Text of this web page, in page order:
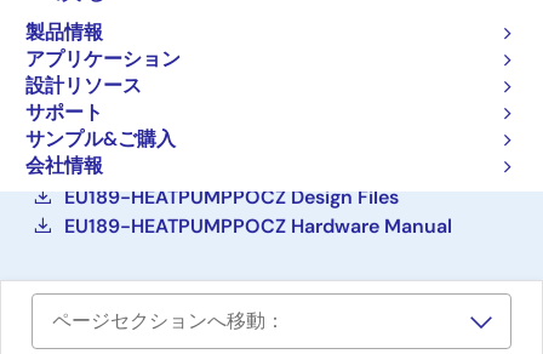
製品情報
アプリケーション
設計リソース
サポート
サンプル&ご購入
会社情報
ず
ローラ リファレンスデザ
イン
EU189-HEATPUMPPOCZ
EU189-HEATPUMPPOCZ Design Files
EU189-HEATPUMPPOCZ Hardware Manual
ページセクションへ移動：